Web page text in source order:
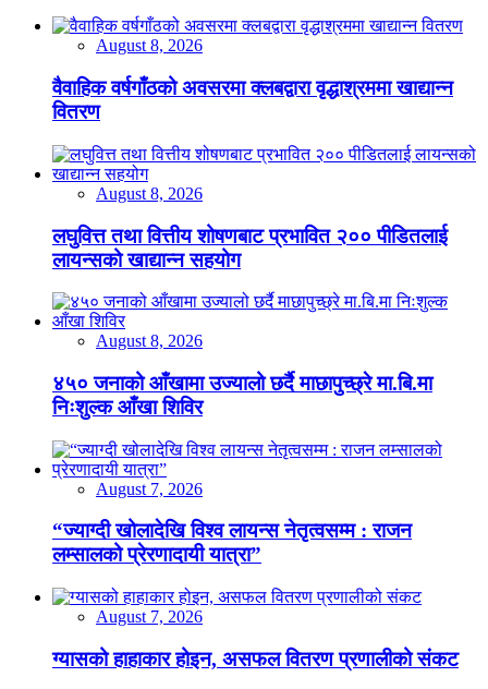
August 8, 2026
वैवाहिक वर्षगाँठको अवसरमा क्लबद्वारा वृद्धाश्रममा खाद्यान्न
वितरण
August 8, 2026
लघुवित्त तथा वित्तीय शोषणबाट प्रभावित २०० पीडितलाई
लायन्सको खाद्यान्न सहयोग
August 8, 2026
४५० जनाको आँखामा उज्यालो छर्दै माछापुच्छ्रे मा.बि.मा
निःशुल्क आँखा शिविर
August 7, 2026
“ज्याग्दी खोलादेखि विश्व लायन्स नेतृत्वसम्म : राजन
लम्सालको प्रेरणादायी यात्रा”
August 7, 2026
ग्यासको हाहाकार होइन, असफल वितरण प्रणालीको संकट